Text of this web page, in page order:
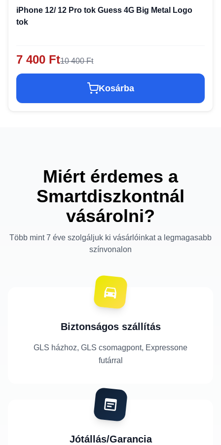
iPhone 12/ 12 Pro tok Guess 4G Big Metal Logo
tok
7 400 Ft10 400 Ft
Kosárba
Miért érdemes a
Smartdiszkontnál
vásárolni?
Több mint 7 éve szolgáljuk ki vásárlóinkat a legmagasabb
színvonalon
Biztonságos szállítás
GLS házhoz, GLS csomagpont, Expressone
futárral
Jótállás/Garancia